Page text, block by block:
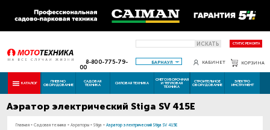
ИСКАТЬ СТАТУС РЕМОНТА
8-800-775-79-
00
БАРНАУЛ КАБИНЕТ КОРЗИНА
КАТАЛОГ ПНЕВМО
ОБОРУДОВАНИЕ
САДОВАЯ
ТЕХНИКА СИЛОВАЯ ТЕХНИКА
СНЕГОУБОРОЧНАЯ
И ТЕПЛОВАЯ
ТЕХНИКА
СТРОИТЕЛЬНОЕ
ОБОРУДОВАНИЕ
ЭЛЕКТРО
ИНСТРУМЕНТ
Аэратор электрический Stiga SV 415E
Главная - Садовая техника - Аэраторы - Stiga - Аэратор электрический Stiga SV 415E